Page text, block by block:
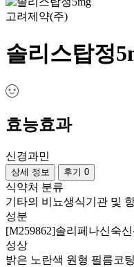
고려제약(주)
솔리스탑정
효능효과
신경과민
상세 정보 후기 0
식약처 분류
기타의 비뇨생식기관 및
성분
[M259862]솔리페나신숙
성상
밝은 노란색 원형 필름코